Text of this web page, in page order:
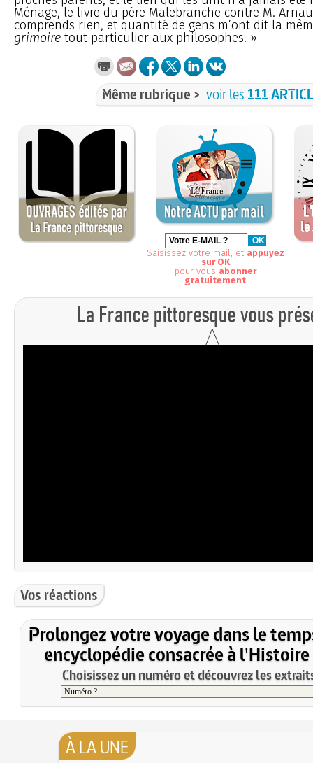
Ménage, le livre du père Malebranche contre M.
comprends rien, et quantité de gens m’ont dit la
grimoire tout particulier aux philosophes. »
Même rubrique > voir les 111
Saisissez votre mail, et appuyez
sur OK
pour vous abonner
gratuitement
Vos réactions
Prolongez votre voyage dans le
encyclopédie consacrée à l'Histoire
Choisissez un numéro et découvrez les
À LA UNE